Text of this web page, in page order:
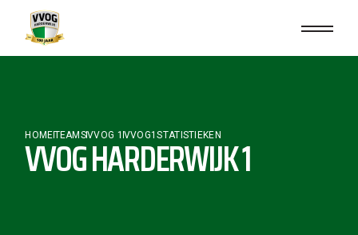
HOMETEAMSVVOG 1 VVOG1STATISTIEKEN
VVOG HARDERWIJK 1